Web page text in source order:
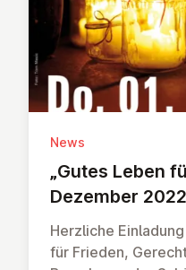
News
„Gutes Leben
Dezember 2022
Herzliche
für Frieden,